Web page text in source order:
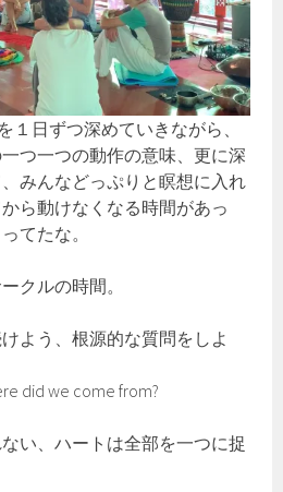
１日ずつ深めていきながら、
つ一つの動作の意味、更に深
みんなどっぷりと瞑想に入れ
ら動けなくなる時間があっ
てたな。
クルの時間。
よう、根源的な質問をしよ
did we come from?
い、ハートは全部を一つに捉